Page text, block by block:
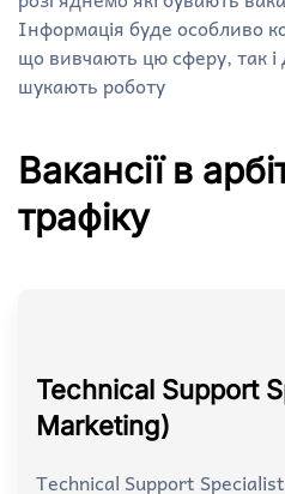
Інформація буде особливо
що вивчають цю сферу, так і
шукають роботу
Вакансії в
трафіку
Technical Support
Marketing)
Technical Support